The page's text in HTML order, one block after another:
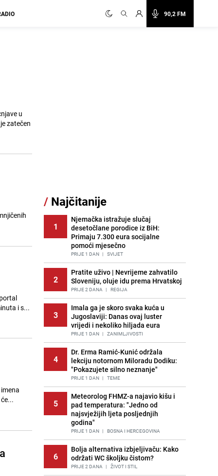
90,2 FM
u
zatečen
oko 90 minuta i s...
/ Najčitanije
1
Njemačka istražuje slučaj
desetočlane porodice iz BiH:
Primaju 7.300 eura socijalne
pomoći mjesečno
PRIJE 1 DAN | SVIJET
2
Pratite uživo | Nevrijeme zahvatilo
Sloveniju, oluje idu prema Hrvatskoj
PRIJE 2 DANA | REGIJA
3
Imala ga je skoro svaka kuća u
Jugoslaviji: Danas ovaj luster
vrijedi i nekoliko hiljada eura
PRIJE 1 DAN | ZANIMLJIVOSTI
4
Dr. Erma Ramić-Kunić održala
lekciju notornom Miloradu Dodiku:
"Pokazujete silno neznanje"
PRIJE 1 DAN | TEME
5
Meteorolog FHMZ-a najavio kišu i
pad temperatura: "Jedno od
najsvježijih ljeta posljednjih
godina"
PRIJE 1 DAN | BOSNA I HERCEGOVINA
6
Bolja alternativa izbjeljivaču: Kako
održati WC školjku čistom?
PRIJE 2 DANA | ŽIVOT I STIL